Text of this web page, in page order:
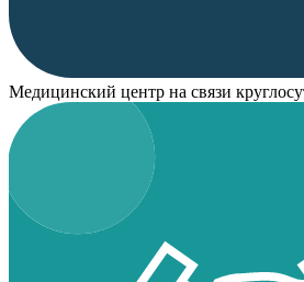
Медицинский центр на связи